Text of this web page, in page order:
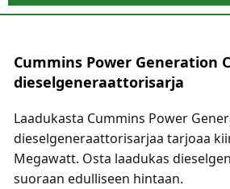
Cummins Power Generation
dieselgeneraattorisarja
Laadukasta Cummins Power
dieselgeneraattorisarjaa tarjoaa
Megawatt. Osta laadukas
suoraan edulliseen hintaan.